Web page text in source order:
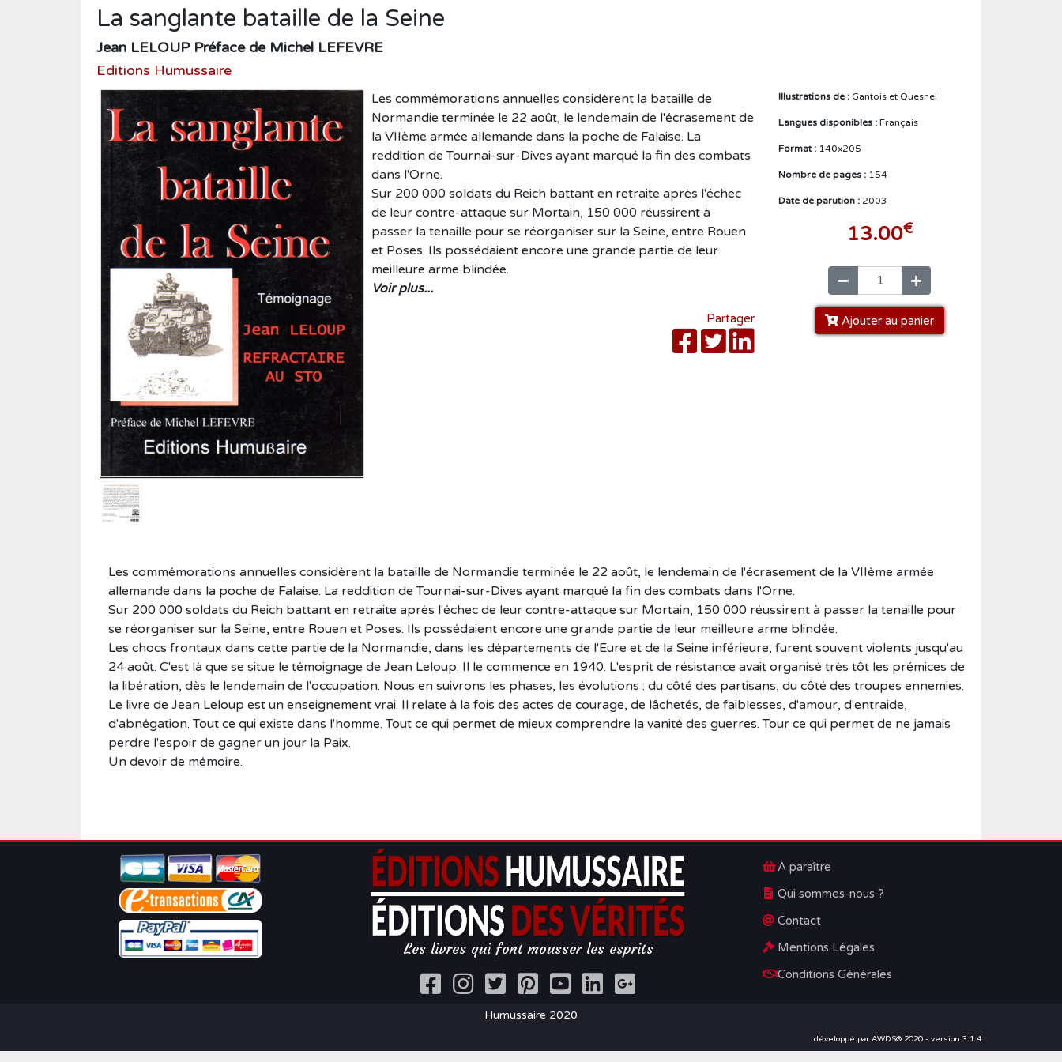
Normandie
Nouvelles
Poésie
Policier
Politique
Presse
Réalités
Religions
Roman
Sciences
Sciences humaines
Showbiz
Témoignages
Vie d'antan
La sanglante bataille de la Seine
Jean LELOUP Préface de Michel LEFEVRE
Editions Humussaire
Les commémorations annuelles considèrent la bataille de
Normandie terminée le 22 août, le lendemain de l'écrasement de
la VIIème armée allemande dans la poche de Falaise. La
reddition de Tournai-sur-Dives ayant marqué la fin des combats
dans l'Orne.
Sur 200 000 soldats du Reich battant en retraite après l'échec
de leur contre-attaque sur Mortain, 150 000 réussirent à
passer la tenaille pour se réorganiser sur la Seine, entre Rouen
et Poses. Ils possédaient encore une grande partie de leur
meilleure arme blindée.
Voir plus...
Partager
Illustrations de : Gantois et Quesnel
Langues disponibles : Français
Format : 140x205
Nombre de pages : 154
Date de parution : 2003
13.00€
Ajouter au panier
Les commémorations annuelles considèrent la bataille de Normandie terminée le 22 août, le lendemain de l'écrasement de la VIIème armée
allemande dans la poche de Falaise. La reddition de Tournai-sur-Dives ayant marqué la fin des combats dans l'Orne.
Sur 200 000 soldats du Reich battant en retraite après l'échec de leur contre-attaque sur Mortain, 150 000 réussirent à passer la tenaille pour
se réorganiser sur la Seine, entre Rouen et Poses. Ils possédaient encore une grande partie de leur meilleure arme blindée.
Les chocs frontaux dans cette partie de la Normandie, dans les départements de l'Eure et de la Seine inférieure, furent souvent violents jusqu'au
24 août. C'est là que se situe le témoignage de Jean Leloup. Il le commence en 1940. L'esprit de résistance avait organisé très tôt les prémices de
la libération, dès le lendemain de l'occupation. Nous en suivrons les phases, les évolutions : du côté des partisans, du côté des troupes ennemies.
Le livre de Jean Leloup est un enseignement vrai. Il relate à la fois des actes de courage, de lâchetés, de faiblesses, d'amour, d'entraide,
d'abnégation. Tout ce qui existe dans l'homme. Tout ce qui permet de mieux comprendre la vanité des guerres. Tour ce qui permet de ne jamais
perdre l'espoir de gagner un jour la Paix.
Un devoir de mémoire.
Les livres qui font mousser les esprits
A paraître
Qui sommes-nous ?
Contact
Mentions Légales
Conditions Générales
Humussaire 2020
développé par AWDS® 2020 - version 3.1.4